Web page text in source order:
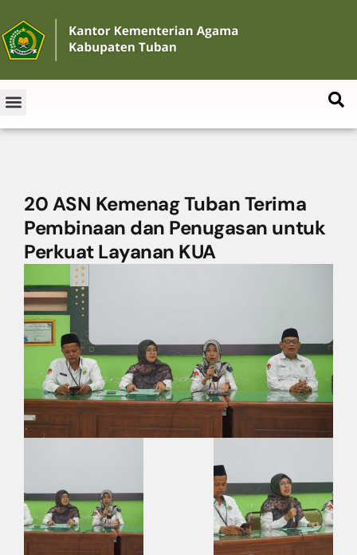
20 ASN Kemenag Tuban Terima
Pembinaan dan Penugasan untuk
Perkuat Layanan KUA